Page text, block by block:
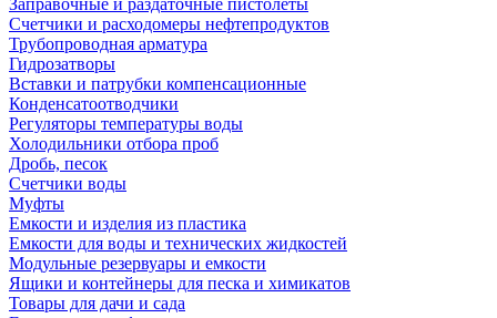
Заправочные и раздаточные пистолеты
Счетчики и расходомеры нефтепродуктов
Трубопроводная арматура
Гидрозатворы
Вставки и патрубки компенсационные
Конденсатоотводчики
Регуляторы температуры воды
Холодильники отбора проб
Дробь, песок
Счетчики воды
Муфты
Емкости и изделия из пластика
Емкости для воды и технических жидкостей
Модульные резервуары и емкости
Ящики и контейнеры для песка и химикатов
Товары для дачи и сада